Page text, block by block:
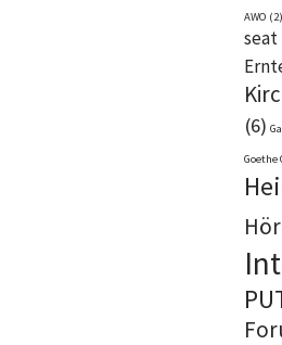
AWO (2)
seat
(6)
Goethe